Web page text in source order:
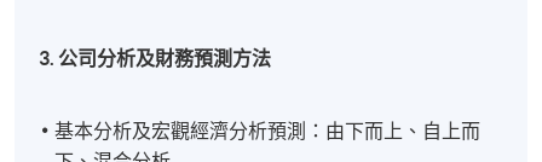
3. 公司分析及財務預測方法
基本分析及宏觀經濟分析預測：由下而上、自上而